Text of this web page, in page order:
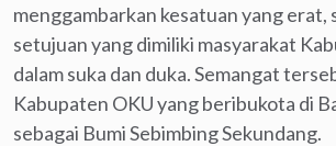
menggambarkan kesatuan yang erat,
setujuan yang dimiliki masyarakat
dalam suka dan duka. Semangat
Kabupaten OKU yang beribukota di
sebagai Bumi Sebimbing Sekundang.